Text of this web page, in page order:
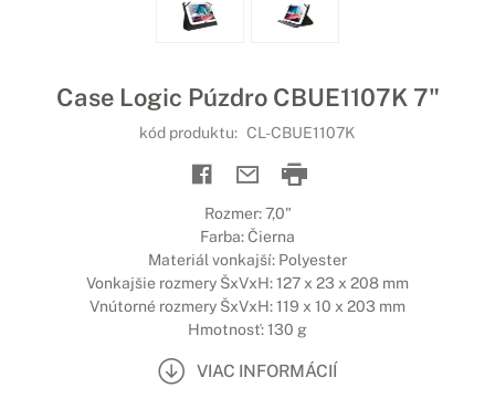
Case Logic Púzdro CBUE1107K 7"
kód produktu: CL-CBUE1107K
Rozmer: 7,0"
Farba: Čierna
Materiál vonkajší: Polyester
Vonkajšie rozmery ŠxVxH: 127 x 23 x 208 mm
Vnútorné rozmery ŠxVxH: 119 x 10 x 203 mm
Hmotnosť: 130 g
VIAC INFORMÁCIÍ